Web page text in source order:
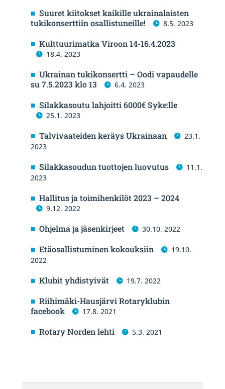
Suuret kiitokset kaikille ukrainalaisten
tukikonserttiin osallistuneille!
8.5. 2023
Kulttuurimatka Viroon 14-16.4.2023
18.4. 2023
Ukrainan tukikonsertti – Oodi vapaudelle
su 7.5.2023 klo 13
6.4. 2023
Silakkasoutu lahjoitti 6000€ Syke:lle
25.1. 2023
Talvivaateiden keräys Ukrainaan
23.1.
2023
Silakkasoudun tuottojen luovutus
11.1.
2023
Hallitus ja toimihenkilöt 2023 – 2024
9.12. 2022
Ohjelma ja jäsenkirjeet 30.10. 2022
Etäosallistuminen kokouksiin
19.10.
2022
Klubit yhdistyivät 19.7. 2022
Riihimäki-Hausjärvi Rotaryklubin
facebook
17.8. 2021
Rotary Norden lehti 5.3. 2021